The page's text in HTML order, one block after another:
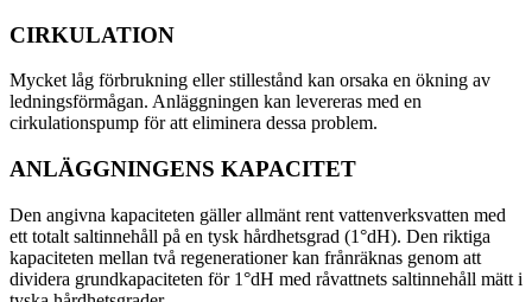
CIRKULATION
Mycket låg förbrukning eller stillestånd kan orsaka en ökning av
ledningsförmågan. Anläggningen kan levereras med en
cirkulationspump för att eliminera dessa problem.
ANLÄGGNINGENS KAPACITET
Den angivna kapaciteten gäller allmänt rent vattenverksvatten med
ett totalt saltinnehåll på en tysk hårdhetsgrad (1°dH). Den riktiga
kapaciteten mellan två regenerationer kan frånräknas genom att
dividera grundkapaciteten för 1°dH med råvattnets saltinnehåll mätt i